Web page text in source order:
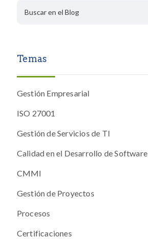
Temas
Gestión Empresarial
ISO 27001
Gestión de Servicios de TI
Calidad en el Desarrollo de Software
CMMI
Gestión de Proyectos
Procesos
Certificaciones